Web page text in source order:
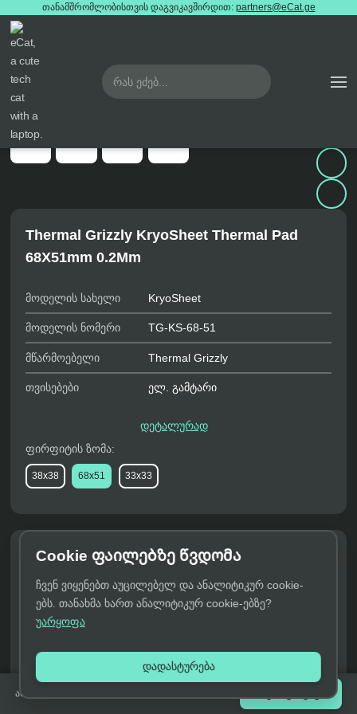
თანამშრომლობისთვის დაგვიკავშირდით: partners@eCat.ge
მთავარი თერმოპასტა

Thermal Grizzly KryoSheet Thermal Pad
68X51mm 0.2Mm
მოდელის სახელი KryoSheet
მოდელის ნომერი TG-KS-68-51
მწარმოებელი Thermal Grizzly
თვისებები ელ. გამტარი
დეტალურად
ფირფიტის ზომა:
38x38 68x51 33x33
KryoSheet გრაფენის თერმო ბალიში — 68
× 51 მმ
გრაფენის თერმო ბალიში ზომით 68 × 51 მმ
განკუთვნილია მაღალი წარმადობის პროცესორებისთვის.
ზედაპირის მქონე ჩიპებზე, როგორიცაა Threadripper და
Epyc სერიები.
მთავარი მახასიათებლები
არ არის გაყიდვაში 
Cookie ფაილებზე წვდომა
ჩვენ ვიყენებთ აუცილებელ და ანალიტიკურ cookie-
ებს. თანახმა ხართ ანალიტიკურ cookie-ებზე?
უარყოფა
დადასტურება